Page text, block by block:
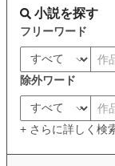
小説を探す
フリーワード
除外ワード
+ さらに詳しく検